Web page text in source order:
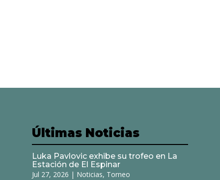
Últimas Noticias
Luka Pavlovic exhibe su trofeo en La
Estación de El Espinar
Jul 27, 2026 | Noticias, Torneo